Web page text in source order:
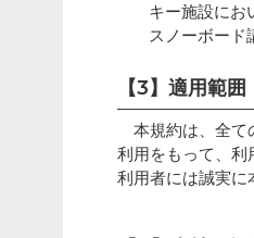
キー施設にお
スノーボード
【3】適用範囲
本規約は、全て
利用をもって、利
利用者には誠実に